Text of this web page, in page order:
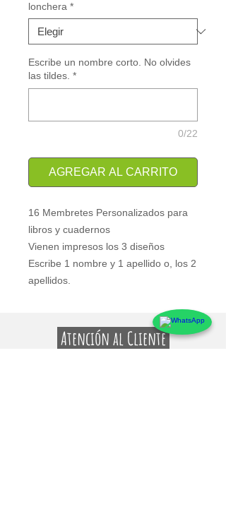
lonchera *
Escribe un nombre corto. No olvides
las tildes. *
0/22
AGREGAR AL CARRITO
16 Membretes Personalizados para
libros y cuadernos
Vienen impresos los 3 diseños
Escribe 1 nombre y 1 apellido o, los 2
apellidos.
Atención al Cliente